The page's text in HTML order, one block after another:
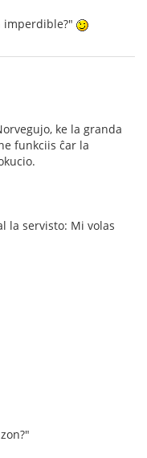
imperdible?"
ke la granda
funkciis ĉar la
la servisto: Mi volas